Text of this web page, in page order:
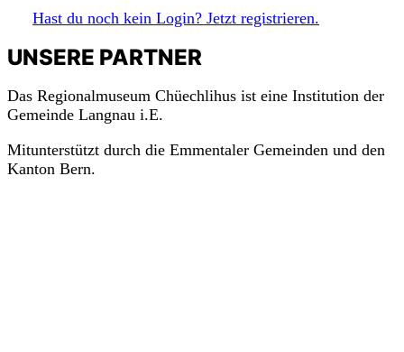
Hast du noch kein Login? Jetzt registrieren.
UNSERE PARTNER
Das Regionalmuseum Chüechlihus ist eine Institution der
Gemeinde Langnau i.E.
Mitunterstützt durch die Emmentaler Gemeinden und den
Kanton Bern.